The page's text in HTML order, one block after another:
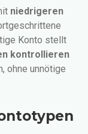
niedrigeren
Konto stellt
kontrollieren
ohne unnötige